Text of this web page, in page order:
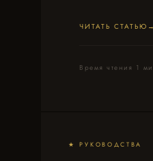
ЧИТАТЬ СТАТЬЮ
Время чтения 1
★ РУКОВОДСТВА